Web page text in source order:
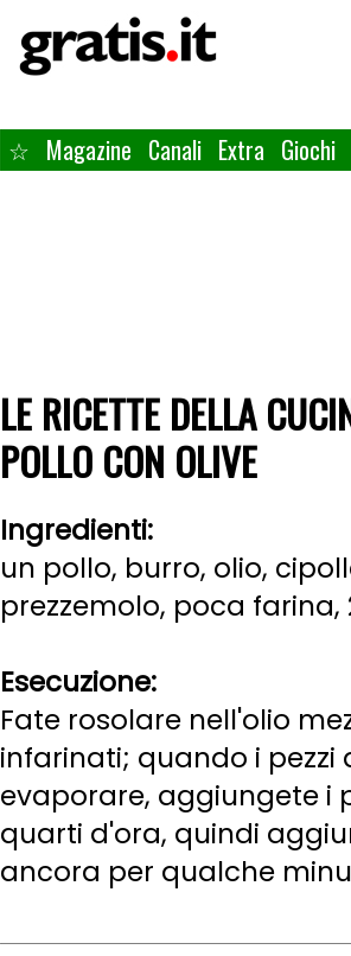
☆ Magazine Canali Extra Giochi
LE RICETTE DELLA
POLLO CON OLIVE
Ingredienti:
un pollo, burro, olio,
prezzemolo, poca
Esecuzione:
Fate rosolare nell'olio
infarinati; quando i
evaporare, aggiungete i
quarti d'ora, quindi
ancora per qualche